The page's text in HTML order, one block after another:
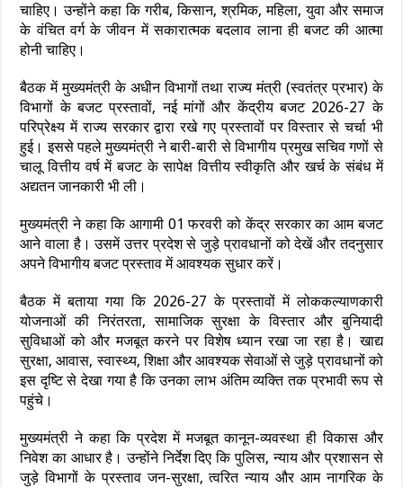
चाहिए। उन्होंने कहा कि गरीब, किसान, श्रमिक, महिला, युवा और समाज
के वंचित वर्ग के जीवन में सकारात्मक बदलाव लाना ही बजट की आत्मा
होनी चाहिए।
बैठक में मुख्यमंत्री के अधीन विभागों तथा राज्य मंत्री (स्वतंत्र प्रभार) के
विभागों के बजट प्रस्तावों, नई मांगों और केंद्रीय बजट 2026-27 के
परिप्रेक्ष्य में राज्य सरकार द्वारा रखे गए प्रस्तावों पर विस्तार से चर्चा भी
हुई। इससे पहले मुख्यमंत्री ने बारी-बारी से विभागीय प्रमुख सचिव गणों से
चालू वित्तीय वर्ष में बजट के सापेक्ष वित्तीय स्वीकृति और खर्च के संबंध में
अद्यतन जानकारी भी ली।
मुख्यमंत्री ने कहा कि आगामी 01 फरवरी को केंद्र सरकार का आम बजट
आने वाला है। उसमें उत्तर प्रदेश से जुड़े प्रावधानों को देखें और तदनुसार
अपने विभागीय बजट प्रस्ताव में आवश्यक सुधार करें।
बैठक में बताया गया कि 2026-27 के प्रस्तावों में लोककल्याणकारी
योजनाओं की निरंतरता, सामाजिक सुरक्षा के विस्तार और बुनियादी
सुविधाओं को और मजबूत करने पर विशेष ध्यान रखा जा रहा है। खाद्य
सुरक्षा, आवास, स्वास्थ्य, शिक्षा और आवश्यक सेवाओं से जुड़े प्रावधानों को
इस दृष्टि से देखा गया है कि उनका लाभ अंतिम व्यक्ति तक प्रभावी रूप से
पहुंचे।
मुख्यमंत्री ने कहा कि प्रदेश में मजबूत कानून-व्यवस्था ही विकास और
निवेश का आधार है। उन्होंने निर्देश दिए कि पुलिस, न्याय और प्रशासन से
जुड़े विभागों के प्रस्ताव जन-सुरक्षा, त्वरित न्याय और आम नागरिक के